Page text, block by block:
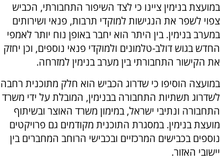
במועצת בנימין ציינו כי לצד השיפור התחבורתי, הכביש
צפוי לשפר את הנגישות למוקדי תרבות, פנאי ושירותים
במערב בנימין. בין היתר הוא יחבר באופן נוח יותר לאמפי
החדש בגוש דולב-טלמונים ולמוקדי פנאי נוספים, וכן יחזק
את הקישור התחבורתי בין מערב בנימין למזרחה.
במועצה הוסיפו כי שדרוג הכביש הוא חלק מתוכנית רחבה
לשדרוג תשתיות התחבורה בבנימין, המובלת על ידי משרד
התחבורה ונתיבי ישראל, במימון משרד האוצר ובשיתוף
מועצת בנימין. במסגרת התוכנית מקודמים גם פרויקטים
נוספים בכבישים המרכזיים ובכבישי הרוחב המחברים בין
יישובי האזור.